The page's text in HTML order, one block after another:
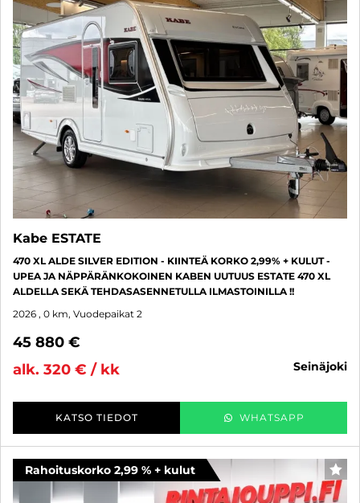
Kabe ESTATE
470 XL ALDE SILVER EDITION - KIINTEÄ KORKO 2,99% + KULUT -
UPEA JA NÄPPÄRÄNKOKOINEN KABEN UUTUUS ESTATE 470 XL
ALDELLA SEKÄ TEHDASASENNETULLA ILMASTOINILLA !!
2026 , 0 km, Vuodepaikat 2
45 880 €
alk. 320 € / kk
seinäjoki
KATSO TIEDOT WHATSAPP
Rahoituskorko 2,99 % + kulut